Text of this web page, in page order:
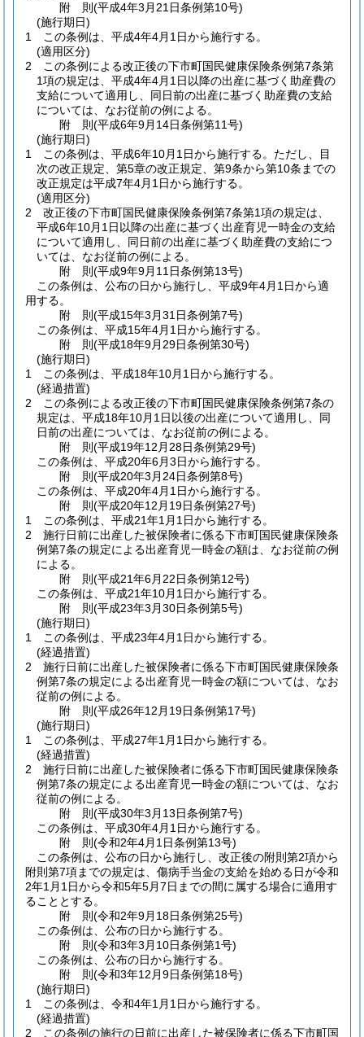
附 則(平成4年3月21日条例第10号)
(施行期日)
1
この条例は、平成4年4月1日から施行する。
(適用区分)
2
この条例による改正後の下市町国民健康保険条例第7条第
1項の規定は、平成4年4月1日以降の出産に基づく助産費の
支給について適用し、同日前の出産に基づく助産費の支給
については、なお従前の例による。
附 則(平成6年9月14日条例第11号)
(施行期日)
1
この条例は、平成6年10月1日から施行する。 ただし、目
次の改正規定、第5章の改正規定、第9条から第10条までの
改正規定は平成7年4月1日から施行する。
(適用区分)
2
改正後の下市町国民健康保険条例第7条第1項の規定は、
平成6年10月1日以降の出産に基づく出産育児一時金の支給
について適用し、同日前の出産に基づく助産費の支給につ
いては、なお従前の例による。
附 則(平成9年9月11日条例第13号)
この条例は、公布の日から施行し、平成9年4月1日から適
用する。
附 則(平成15年3月31日条例第7号)
この条例は、平成15年4月1日から施行する。
附 則(平成18年9月29日条例第30号)
(施行期日)
1
この条例は、平成18年10月1日から施行する。
(経過措置)
2
この条例による改正後の下市町国民健康保険条例第7条の
規定は、平成18年10月1日以後の出産について適用し、同
日前の出産については、なお従前の例による。
附 則(平成19年12月28日条例第29号)
この条例は、平成20年6月3日から施行する。
附 則(平成20年3月24日条例第8号)
この条例は、平成20年4月1日から施行する。
附 則(平成20年12月19日条例第27号)
1
この条例は、平成21年1月1日から施行する。
2
施行日前に出産した被保険者に係る下市町国民健康保険条
例第7条の規定による出産育児一時金の額は、なお従前の例
による。
附 則(平成21年6月22日条例第12号)
この条例は、平成21年10月1日から施行する。
附 則(平成23年3月30日条例第5号)
(施行期日)
1
この条例は、平成23年4月1日から施行する。
(経過措置)
2
施行日前に出産した被保険者に係る下市町国民健康保険条
例第7条の規定による出産育児一時金の額については、なお
従前の例による。
附 則(平成26年12月19日条例第17号)
(施行期日)
1
この条例は、平成27年1月1日から施行する。
(経過措置)
2
施行日前に出産した被保険者に係る下市町国民健康保険条
例第7条の規定による出産育児一時金の額については、なお
従前の例による。
附 則(平成30年3月13日条例第7号)
この条例は、平成30年4月1日から施行する。
附 則(令和2年4月1日条例第13号)
この条例は、公布の日から施行し、改正後の附則第2項から
附則第7項までの規定は、傷病手当金の支給を始める日が令和
2年1月1日から令和5年5月7日までの間に属する場合に適用す
ることとする。
附 則(令和2年9月18日条例第25号)
この条例は、公布の日から施行する。
附 則(令和3年3月10日条例第1号)
この条例は、公布の日から施行する。
附 則(令和3年12月9日条例第18号)
(施行期日)
1
この条例は、令和4年1月1日から施行する。
(経過措置)
2
この条例の施行の日前に出産した被保険者に係る下市町国